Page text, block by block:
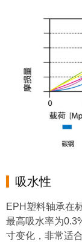
吸水性
EPH塑料轴承在
最高吸水率为
寸变化，非常适